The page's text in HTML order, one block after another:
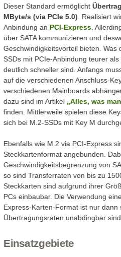
Dieser Standard ermöglicht
MByte/s (via PCIe 5.0) . Realisiert
Anbindung anPCI-Express .
über SATA kommunizieren und
Geschwindigkeitsvorteil bieten. Was
SSDs mit PCIe-Anbindung teurer
deutlich schneller sind. Anfangs
auf die verschiedenen Anschluss-
verschiedenen Mainboards
dazu sind im Artikel„Alles, was
finden. Mittlerweile spielen diese
sich bei M.2-SSDs mit Key M
Ebenfalls wie M.2 via PCI-Express
Steckkartenformat angebunden.
Geschwindigkeitsbegrenzung von
so sind Transferraten von bis zu
Steckkarten sind aufgrund ihrer
PCs einbaubar. Die Verwendung
Express-Karten-Format ist nur dann
Übertragungsraten unabdingbar sind.
Einsatzgebiete